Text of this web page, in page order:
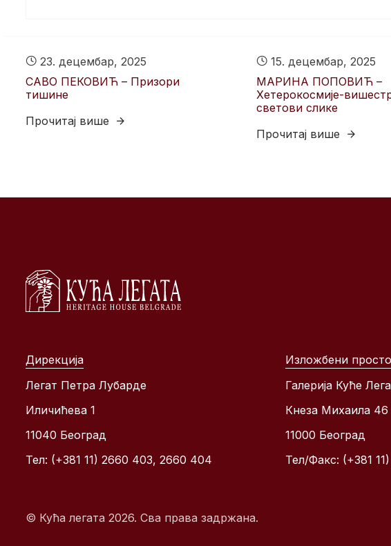
23. децембар, 2025
САВО ПЕКОВИЋ – Призори
тишине
Прочитај више
15. децембар, 2025
МАРИНА ПОПОВИЋ –
Хетерокосмије-
светови слике
Прочитај више
Дирекција
Легат Петра Лубарде
Иличићева 1
11040 Београд
Тел: (+381 11) 2660 403, 2660 404
Изложбени
Галерија Куће
Кнеза Михаила 46
11000 Београд
Тел/Факс: (+381
© Кућа легата 2026. Сва права задржана.